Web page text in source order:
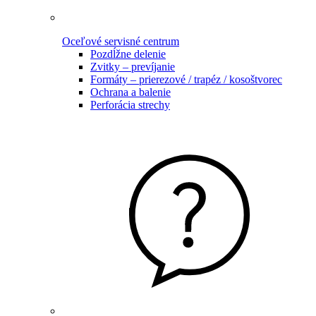
Oceľové servisné centrum
Pozdĺžne delenie
Zvitky – prevíjanie
Formáty – prierezové / trapéz / kosoštvorec
Ochrana a balenie
Perforácia strechy